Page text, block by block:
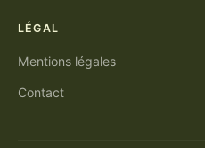
LÉGAL
Mentions légales
Contact